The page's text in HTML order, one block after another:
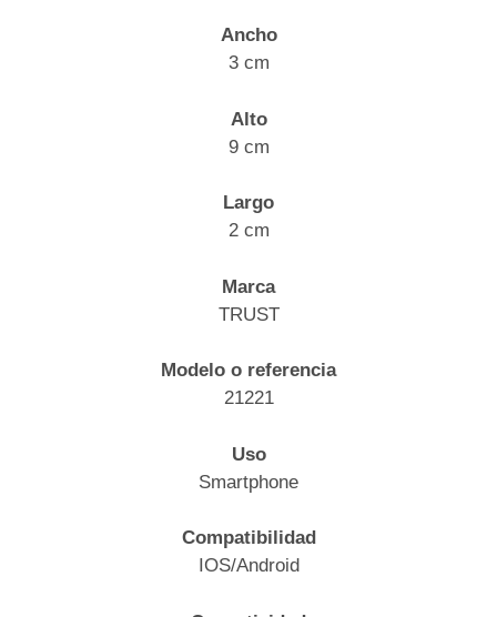
Ancho
3 cm
Alto
9 cm
Largo
2 cm
Marca
TRUST
Modelo o referencia
21221
Uso
Smartphone
Compatibilidad
IOS/Android